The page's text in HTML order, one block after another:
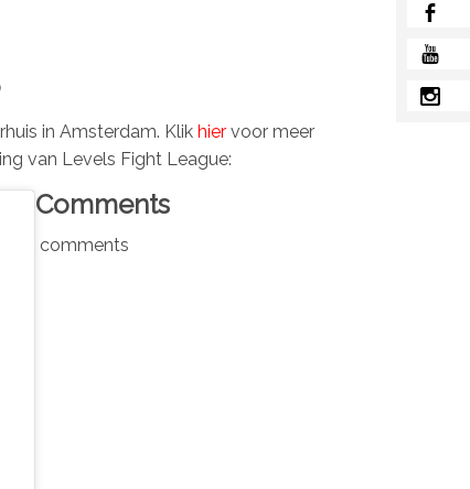
in Amsterdam. Klik hier voor meer
van Levels Fight League:
Comments
comments